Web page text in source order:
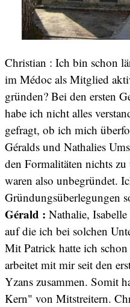
Christian : Ich bin schon
im Médoc als Mitglied
gründen? Bei den ersten
habe ich nicht alles
gefragt, ob ich mich
Géralds und Nathalies
den Formalitäten nichts
waren also unbegründet.
Gründungsüberlegungen
Gérald : Nathalie,
auf die ich bei solchen
Mit Patrick hatte ich
arbeitet mit mir seit den
Yzans zusammen. Somit
Kern" von Mitstreitern.